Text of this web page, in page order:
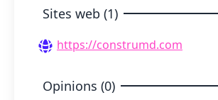
Sites web (1)
https://construmd.com
Opinions (0)